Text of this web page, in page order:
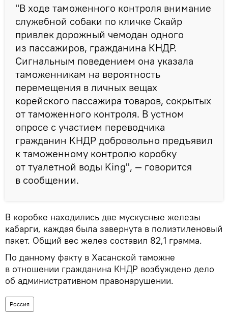
"В ходе таможенного контроля внимание
служебной собаки по кличке Скайр
привлек дорожный чемодан одного
из пассажиров, гражданина КНДР.
Сигнальным поведением она указала
таможенникам на вероятность
перемещения в личных вещах
корейского пассажира товаров, сокрытых
от таможенного контроля. В устном
опросе с участием переводчика
гражданин КНДР добровольно предъявил
к таможенному контролю коробку
от туалетной воды King", — говорится
в сообщении.
В коробке находились две мускусные железы
кабарги, каждая была завернута в полиэтиленовый
пакет. Общий вес желез составил 82,1 грамма.
По данному факту в Хасанской таможне
в отношении гражданина КНДР возбуждено дело
об административном правонарушении.
Россия